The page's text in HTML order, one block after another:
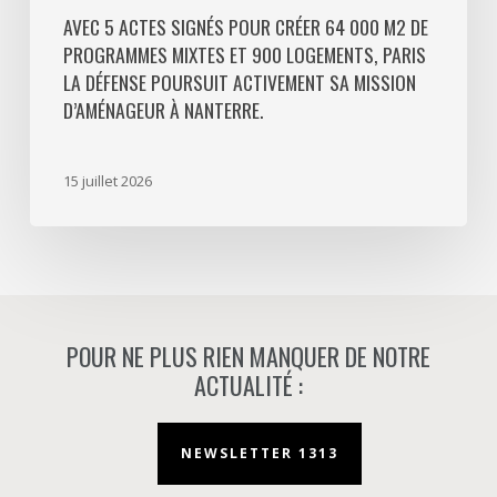
Défense
poursuit
activement
AVEC 5 ACTES SIGNÉS POUR CRÉER 64 000 M2 DE
PROGRAMMES MIXTES ET 900 LOGEMENTS, PARIS
LA DÉFENSE POURSUIT ACTIVEMENT SA MISSION
D’AMÉNAGEUR À NANTERRE.
15 juillet 2026
POUR NE PLUS RIEN MANQUER DE NOTRE
ACTUALITÉ :
NEWSLETTER 1313